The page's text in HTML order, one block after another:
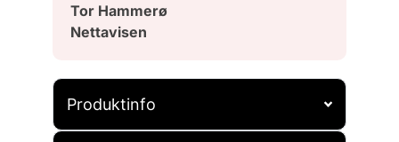
Tor Hammerø
Nettavisen
Produktinfo